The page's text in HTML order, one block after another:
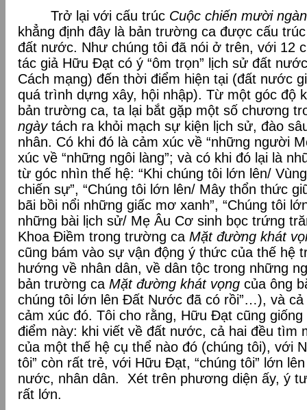
Trở lại với cấu trúc Cuộc chiến mười
khẳng định đây là bản trường ca được cấu
đất nước. Như chúng tôi đã nói ở trên, với 12
tác giả Hữu Đạt có ý “ôm trọn” lịch sử đất
Cách mạng) đến thời điểm hiện tại (đất nước
quá trình dựng xây, hội nhập). Từ một góc độ
bản trường ca, ta lại bắt gặp một số chương
ngàytách ra khỏi mạch sự kiện lịch sử, đào
nhân. Có khi đó là cảm xúc về “những người
xúc về “những ngôi làng”; và có khi đó lại là
từ góc nhìn thế hệ: “Khi chúng tôi lớn lên/
chiến sự”, “Chúng tôi lớn lên/ Mây thổn thức
bãi bồi nổi những giấc mơ xanh”, “Chúng tôi
những bài lịch sử/ Mẹ Âu Cơ sinh bọc trứng
Khoa Điềm trong trường ca Mặt đường khát
cũng bám vào sự vận động ý thức của thế hệ
hướng về nhân dân, về dân tộc trong những
bản trường ca Mặt đường khát vọng của ông
chúng tôi lớn lên Đất Nước đã có rồi”…), và
cảm xúc đó. Tôi cho rằng, Hữu Đạt cũng
điểm này: khi viết về đất nước, cả hai đều tìm
của một thế hệ cụ thể nào đó (chúng tôi), với
tôi” còn rất trẻ, với Hữu Đạt, “chúng tôi” lớn
nước, nhân dân. Xét trên phương diện ấy, ý
rất lớn.